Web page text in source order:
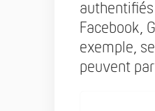
Facebook,
exemple,
peuvent